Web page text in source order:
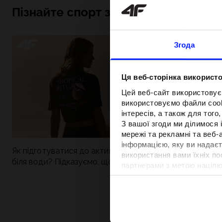
Згода
Ця веб-сторінка
Цей веб-сайт
використовуємо файли
інтересів, а також для
З вашої згоди ми
мережі та рекламні та
інформацією, яку ви
використання вами їхніх
партнерами з метою
відповідності вмісту та
Пізнайте спорт зсередини
Як підготуватися до активного дня
біля води? Підказуємо, що зібрати до
Нова колекція
паделу.
поєднується